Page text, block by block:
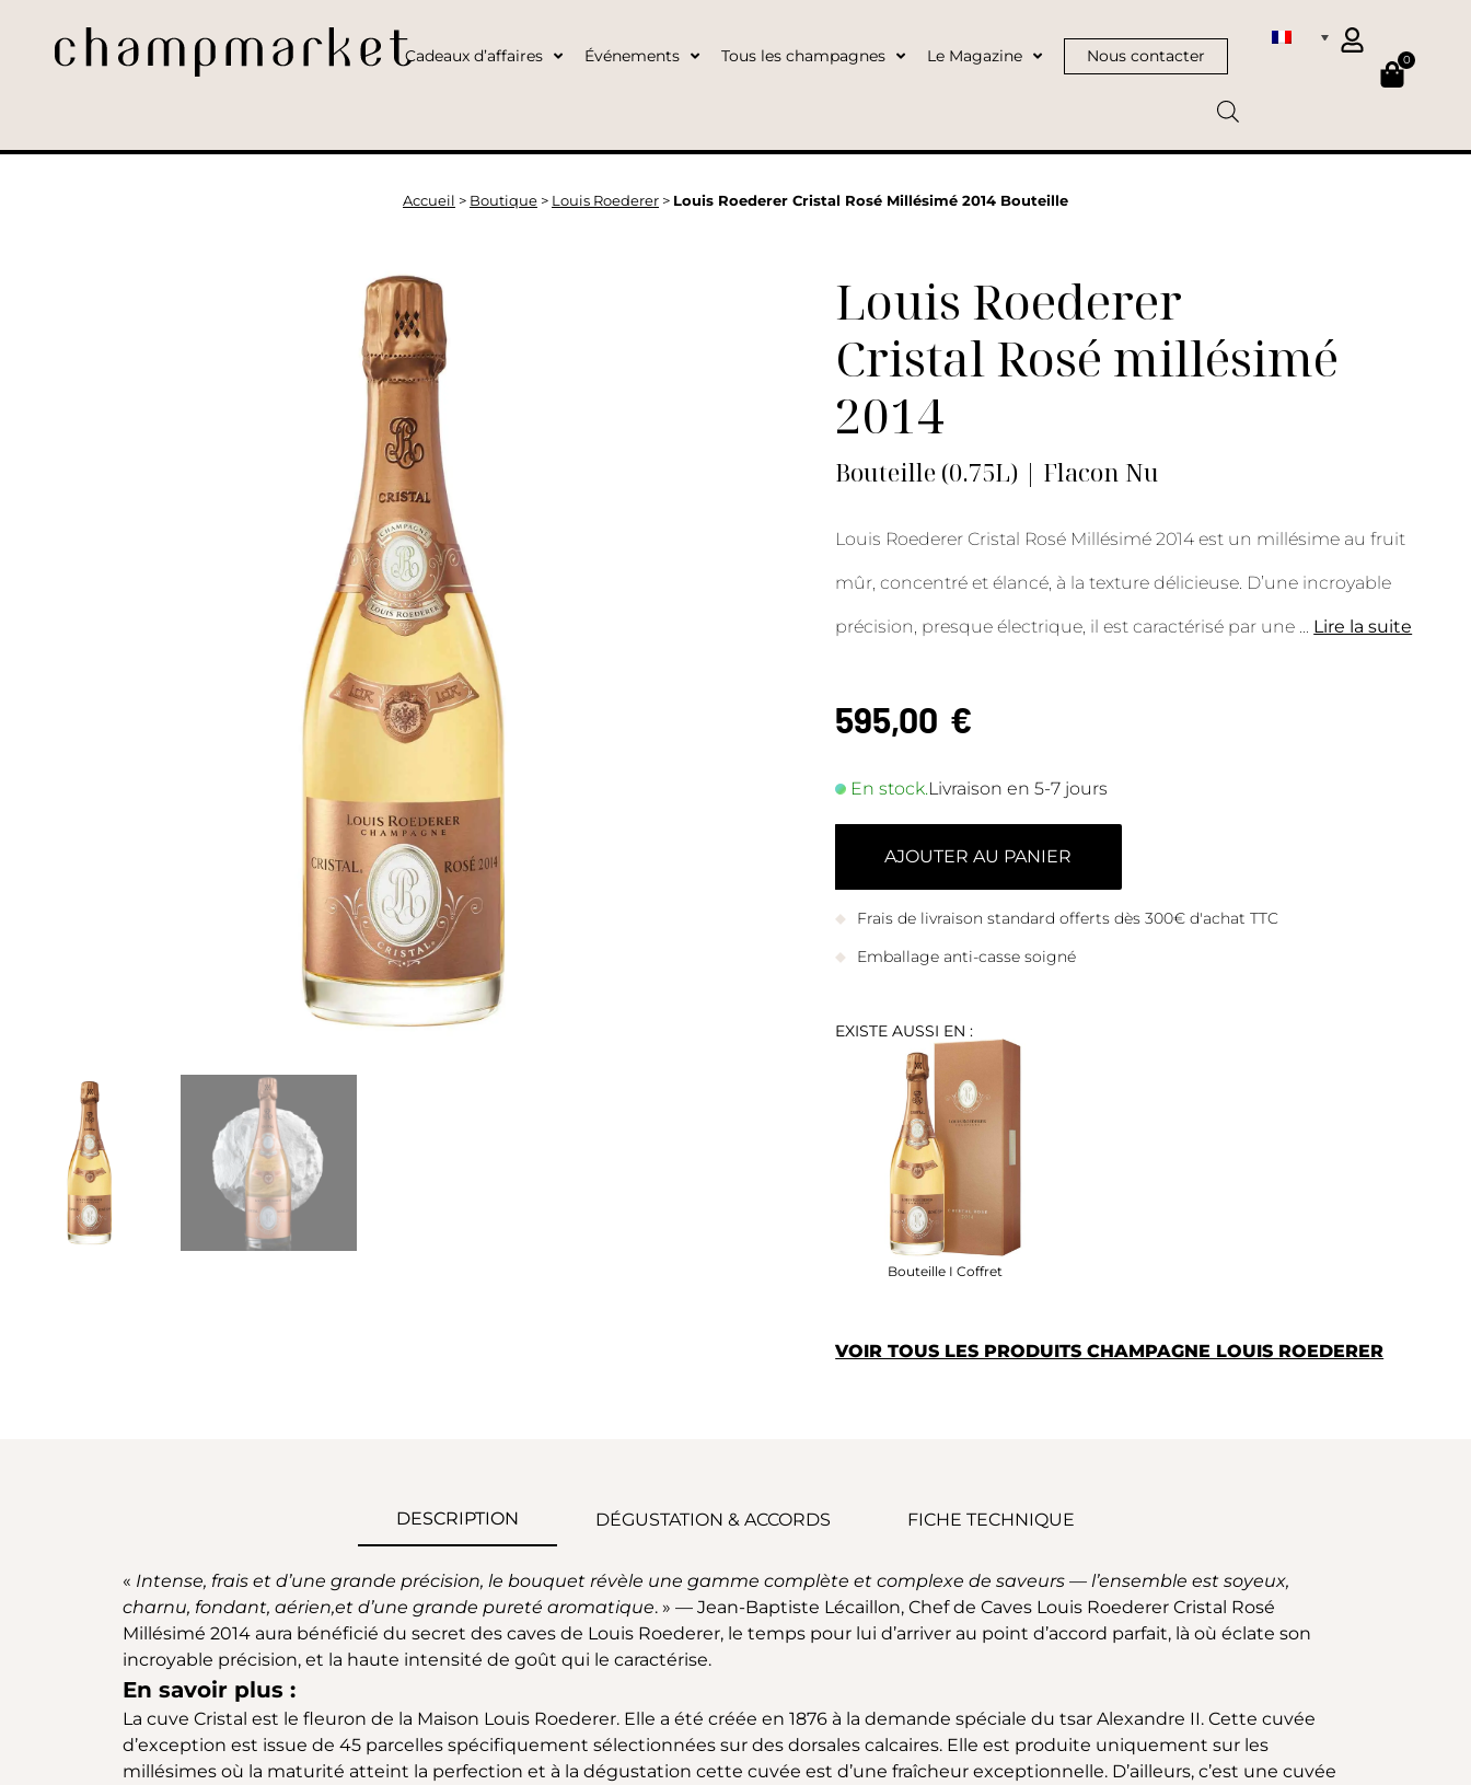
Cadeaux d’affaires Événements Tous les champagnes Le Magazine Nous contacter 0
Accueil > Boutique > Louis Roederer > Louis Roederer Cristal Rosé Millésimé 2014 Bouteille
Louis Roederer
Cristal Rosé millésimé
2014
Bouteille (0.75L) | Flacon Nu
Louis Roederer Cristal Rosé Millésimé 2014 est un millésime au fruit
mûr, concentré et élancé, à la texture délicieuse. D’une incroyable
précision, presque électrique, il est caractérisé par une ... Lire la suite
595,00 €
En stock.Livraison en 5-7 jours
AJOUTER AU PANIER
Frais de livraison standard offerts dès 300€ d'achat TTC
Emballage anti-casse soigné
EXISTE AUSSI EN :
Bouteille I Coffret
VOIR TOUS LES PRODUITS CHAMPAGNE LOUIS ROEDERER
DESCRIPTION DÉGUSTATION & ACCORDS FICHE TECHNIQUE
« Intense, frais et d’une grande précision, le bouquet révèle une gamme complète et complexe de saveurs — l’ensemble est soyeux,
charnu, fondant, aérien,et d’une grande pureté aromatique. » — Jean-Baptiste Lécaillon, Chef de Caves Louis Roederer Cristal Rosé
Millésimé 2014 aura bénéficié du secret des caves de Louis Roederer, le temps pour lui d’arriver au point d’accord parfait, là où éclate son
incroyable précision, et la haute intensité de goût qui le caractérise.
En savoir plus :
La cuve Cristal est le fleuron de la Maison Louis Roederer. Elle a été créée en 1876 à la demande spéciale du tsar Alexandre II. Cette cuvée
d’exception est issue de 45 parcelles spécifiquement sélectionnées sur des dorsales calcaires. Elle est produite uniquement sur les
millésimes où la maturité atteint la perfection et à la dégustation cette cuvée est d’une fraîcheur exceptionnelle. D’ailleurs, c’est une cuvée